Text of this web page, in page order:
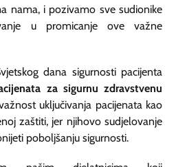
nama, i pozivamo sve sudionike
u promicanje ove važne
dana sigurnosti pacijenta
za sigurnu zdravstvenu
uključivanja pacijenata kao
zaštiti, jer njihovo sudjelovanje
poboljšanju sigurnosti.